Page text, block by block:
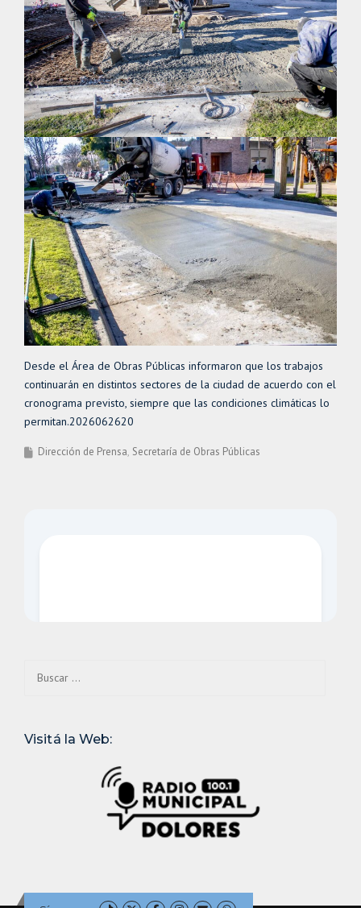
Desde el Área de Obras Públicas informaron que los trabajos
continuarán en distintos sectores de la ciudad de acuerdo con el
cronograma previsto, siempre que las condiciones climáticas lo
permitan.2026062620
Dirección de Prensa Secretaría de Obras Públicas
Visitá la Web: